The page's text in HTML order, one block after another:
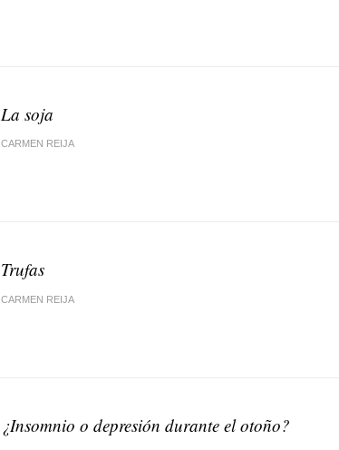
La soja
CARMEN REIJA
Trufas
CARMEN REIJA
¿Insomnio o depresión durante el otoño?